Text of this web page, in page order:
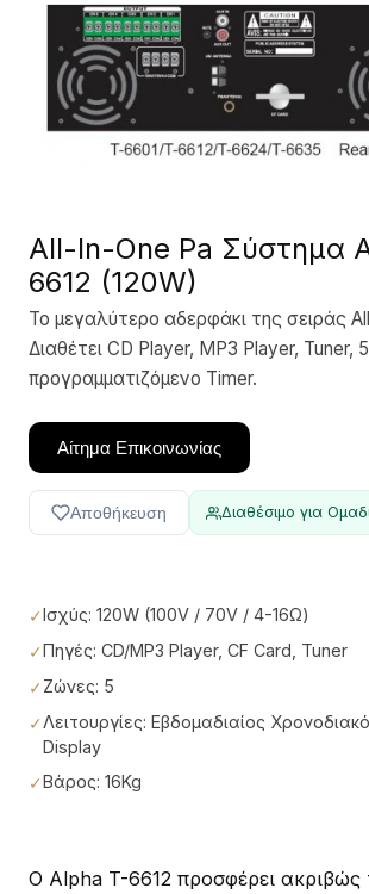
All-In-One Pa Σύστημα
6612 (120W)
Το μεγαλύτερο αδερφάκι της σειράς
Διαθέτει CD Player, MP3 Player, Tuner,
προγραμματιζόμενο Timer.
Αίτημα Επικοινωνίας
Αποθήκευση Διαθέσιμο για
Ισχύς: 120W (100V / 70V / 4-16Ω)
Πηγές: CD/MP3 Player, CF Card, Tuner
Ζώνες: 5
Λειτουργίες: Εβδομαδιαίος
Display
Βάρος: 16Kg
Ο Alpha T-6612 προσφέρει ακριβώς